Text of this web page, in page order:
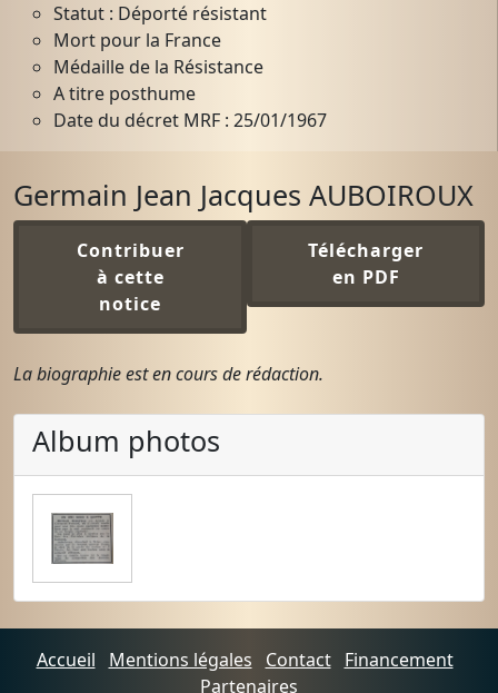
Statut : Déporté résistant
Mort pour la France
Médaille de la Résistance
A titre posthume
Date du décret MRF : 25/01/1967
Germain Jean Jacques AUBOIROUX
Contribuer
à cette
notice
Télécharger
en PDF
La biographie est en cours de rédaction.
Album photos
Accueil Mentions légales Contact
Financement
Partenaires